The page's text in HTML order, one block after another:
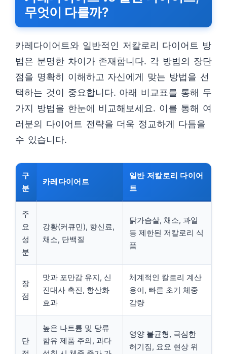
무엇이 다를까?
카레다이어트와 일반적인 저칼로리 다이어트 방
법은 분명한 차이가 존재합니다. 각 방법의 장단
점을 명확히 이해하고 자신에게 맞는 방법을 선
택하는 것이 중요합니다. 아래 비교표를 통해 두
가지 방법을 한눈에 비교해보세요. 이를 통해 여
러분의 다이어트 전략을 더욱 정교하게 다듬을
수 있습니다.
구
분
카레다이어트
일반 저칼로리 다이어
트
주
요
성
분
강황(커큐민), 향신료,
채소, 단백질
닭가슴살, 채소, 과일
등 제한된 저칼로리 식
품
장
점
맛과 포만감 유지, 신
진대사 촉진, 항산화
효과
체계적인 칼로리 계산
용이, 빠른 초기 체중
감량
단
높은 나트륨 및 당류
함유 제품 주의, 과다
영양 불균형, 극심한
허기짐, 요요 현상 위